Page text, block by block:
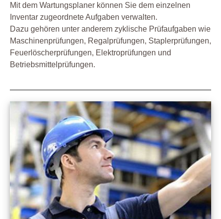
Mit dem Wartungsplaner können Sie dem einzelnen
Inventar zugeordnete Aufgaben verwalten.
Dazu gehören unter anderem zyklische Prüfaufgaben wie
Maschinenprüfungen, Regalprüfungen, Staplerprüfungen,
Feuerlöscherprüfungen, Elektroprüfungen und
Betriebsmittelprüfungen.